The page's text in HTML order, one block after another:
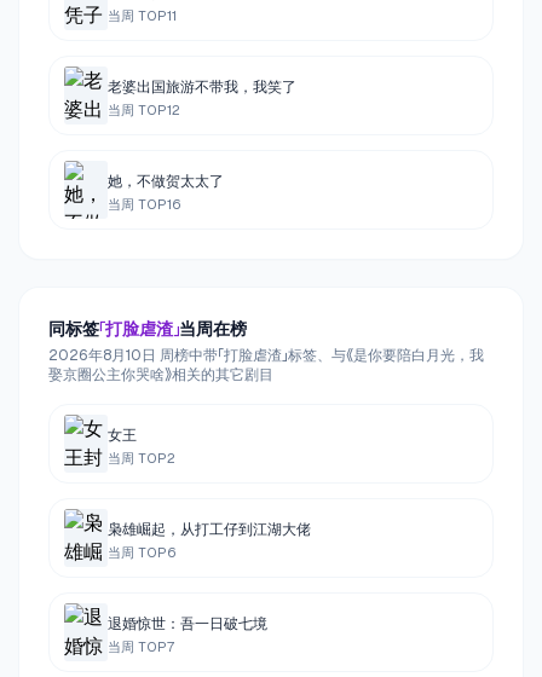
当周 TOP11
老婆出国旅游不带我，我笑了
当周 TOP12
她，不做贺太太了
当周 TOP16
同标签「打脸虐渣」当周在榜
2026年8月10日 周榜中带「打脸虐渣」标签、与《是你要陪白月光，我
娶京圈公主你哭啥》相关的其它剧目
女王
当周 TOP2
枭雄崛起，从打工仔到江湖大佬
当周 TOP6
退婚惊世：吾一日破七境
当周 TOP7